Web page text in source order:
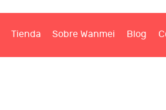
Tienda Sobre Wanmei Blog
BLOG
CONTACTO